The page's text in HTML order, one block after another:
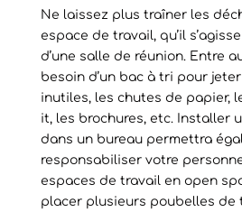
Ne laissez plus traîner les
espace de travail, qu’il
d’une salle de réunion. Entre
besoin d’un bac à tri pour
inutiles, les chutes de papier,
it, les brochures, etc. Installer
dans un bureau permettra
responsabiliser votre
espaces de travail en open
placer plusieurs poubelles de